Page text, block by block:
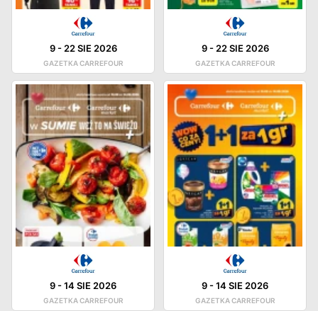
9- 22 SIE 2026
GAZETKA CARREFOUR
9- 22 SIE 2026
GAZETKA CARREFOUR
9-14 SIE 2026
GAZETKA CARREFOUR
9-14 SIE 2026
GAZETKA CARREFOUR